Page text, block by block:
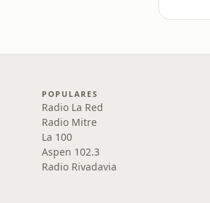
POPULARES
Radio La Red
Radio Mitre
La 100
Aspen 102.3
Radio Rivadavia